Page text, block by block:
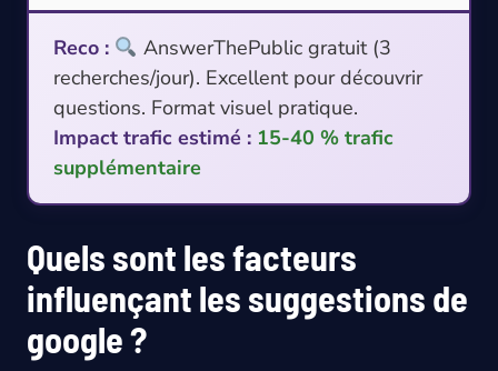
Reco :
AnswerThePublic gratuit (3
recherches/jour). Excellent pour découvrir
questions. Format visuel pratique.
Impact trafic estimé : 15-40 % trafic
supplémentaire
Quels sont les facteurs
influençant les suggestions de
google ?